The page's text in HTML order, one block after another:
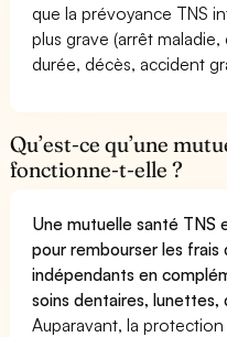
que la prévoyance TNS
plus grave (arrêt
durée, décès, accident
Qu’est-ce qu’une
fonctionne-t-elle ?
Une mutuelle santé TNS
pour rembourser les
indépendants en
soins dentaires,
Auparavant, la